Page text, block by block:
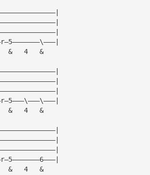
&   4   &
&   4   &
&   4   &